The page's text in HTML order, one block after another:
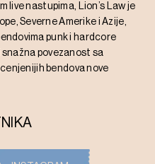
live nastupima, Lion’s Law je
Severne Amerike i Azije,
punk i hardcore
povezanost sa
bendova nove